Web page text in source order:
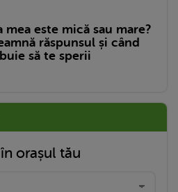
mea este mică sau mare?
răspunsul și când
să te sperii
orașul tău